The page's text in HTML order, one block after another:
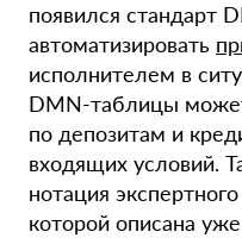
появился стандарт
автоматизировать
исполнителем в
DMN-таблицы
по депозитам и
входящих условий.
нотация
которой описана